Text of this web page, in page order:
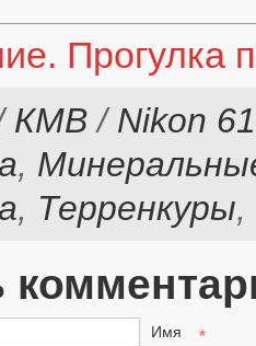
Прогулка
КМВ /Nikon
,
, Терренкуры,
Имя *